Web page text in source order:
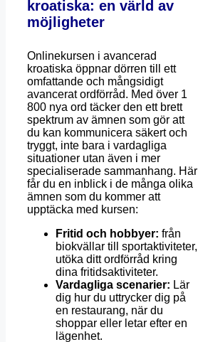
kroatiska: en värld av
möjligheter
Onlinekursen i avancerad
kroatiska öppnar dörren till ett
omfattande och mångsidigt
avancerat ordförråd. Med över 1
800 nya ord täcker den ett brett
spektrum av ämnen som gör att
du kan kommunicera säkert och
tryggt, inte bara i vardagliga
situationer utan även i mer
specialiserade sammanhang. Här
får du en inblick i de många olika
ämnen som du kommer att
upptäcka med kursen:
Fritid och hobbyer: från
biokvällar till sportaktiviteter,
utöka ditt ordförråd kring
dina fritidsaktiviteter.
Vardagliga scenarier: Lär
dig hur du uttrycker dig på
en restaurang, när du
shoppar eller letar efter en
lägenhet.